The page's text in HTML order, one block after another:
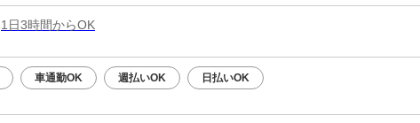
1日3時間からOK
車通勤OK 週払いOK 日払いOK